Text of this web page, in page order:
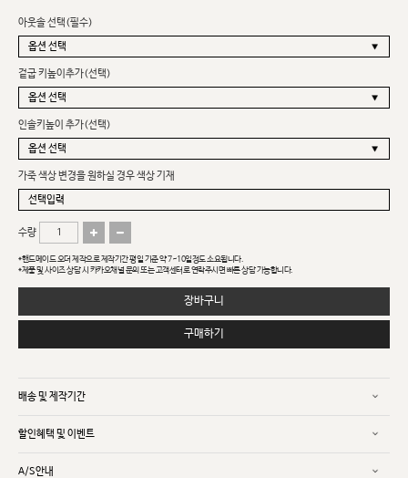
아웃솔 선택(필수)
겉굽 키높이추가(선택)
인솔키높이 추가(선택)
가죽 색상 변경을 원하실 경우 색상 기재
수량
*핸드메이드 오더 제작으로 제작기간 평일 기준 약 7~10일정도 소요됩니다.
*제품 및 사이즈 상담 시 카카오채널 문의 또는 고객센터로 연락주시면 빠른 상담 가능합니다.
장바구니
구매하기
배송 및 제작기간
할인혜택 및 이벤트
A/S안내